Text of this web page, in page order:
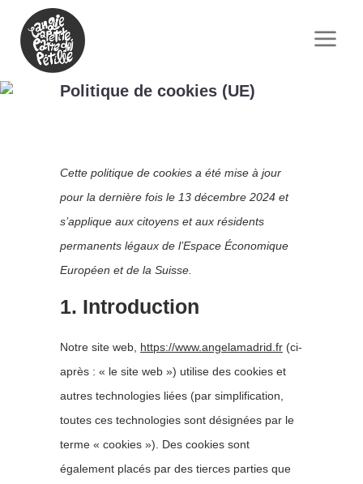
Politique de cookies (UE)
Cette politique de cookies a été mise à jour
pour la dernière fois le 13 décembre 2024 et
s’applique aux citoyens et aux résidents
permanents légaux de l’Espace Économique
Européen et de la Suisse.
1. Introduction
Notre site web, https://www.angelamadrid.fr (ci-
après : « le site web ») utilise des cookies et
autres technologies liées (par simplification,
toutes ces technologies sont désignées par le
terme « cookies »). Des cookies sont
également placés par des tierces parties que